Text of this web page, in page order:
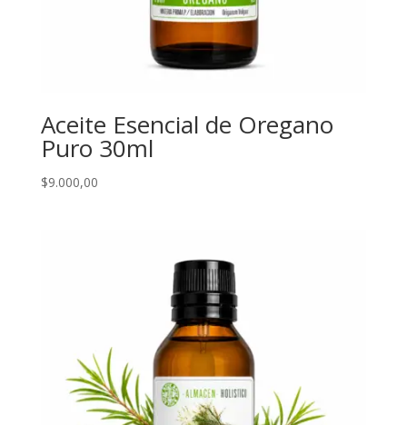
Aceite Esencial de Oregano
Puro 30ml
$9.000,00